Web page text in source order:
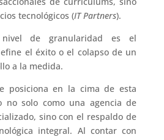
tecnológicos (IT Partners).
de granularidad es el
el éxito o el colapso de un
a la medida.
posiciona en la cima de esta
no solo como una agencia de
sino con el respaldo de
integral. Al contar con